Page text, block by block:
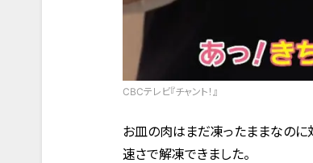
CBCテレビ『チャント！』
お皿の肉はまだ凍ったままなのに
速さで解凍できました。